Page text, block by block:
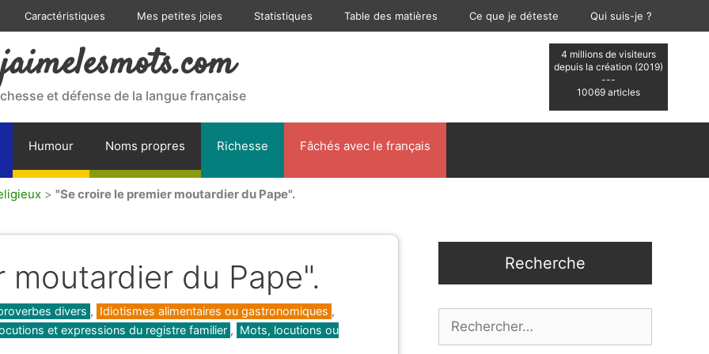
Caractéristiques Mes petites joies Statistiques Table des matières Ce que je déteste Qui suis-je ?
4 millions de visiteurs
depuis la création (2019)
---
10069 articles
jaimelesmots.com
et défense de la langue française
Humour Noms propres Richesse Fâchés avec le français
> "Se croire le premier moutardier du Pape".
moutardier du Pape".
divers , Idiotismes alimentaires ou gastronomiques ,
et expressions du registre familier , Mots, locutions ou
Recherche